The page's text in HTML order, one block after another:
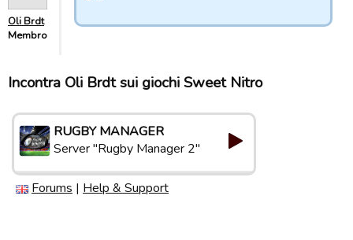
Oli Brdt
Membro
Incontra Oli Brdt sui giochi Sweet Nitro
RUGBY MANAGER
Server "Rugby Manager 2"
Forums | Help & Support